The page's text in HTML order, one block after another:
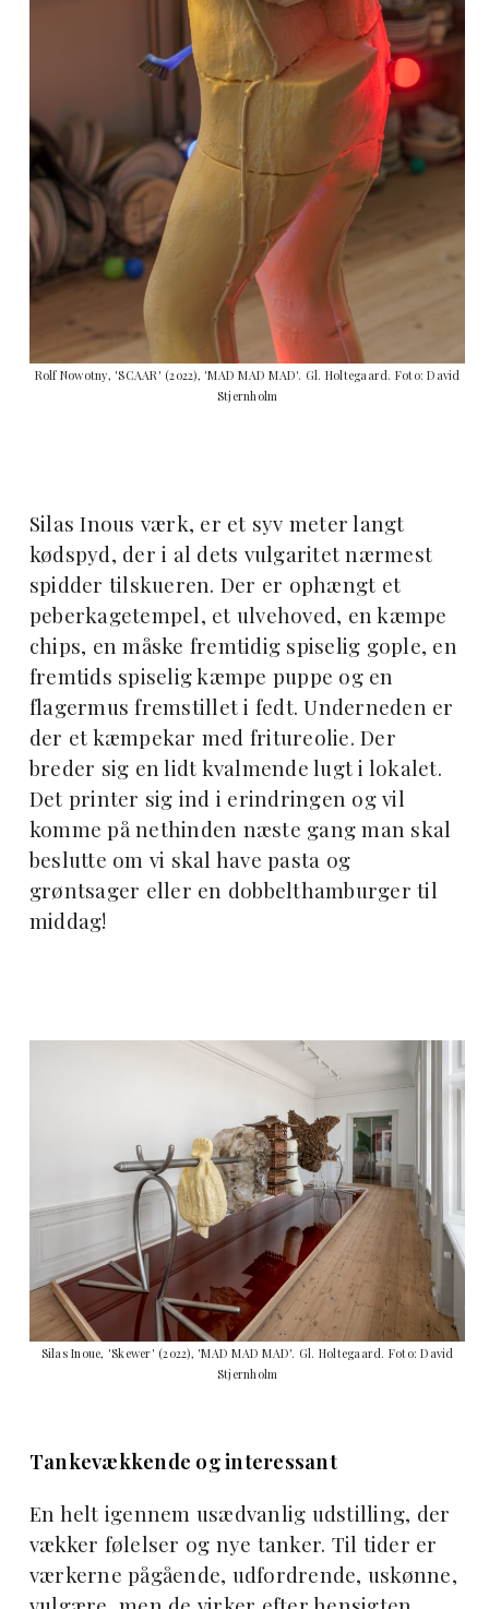
Rolf Nowotny, 'SCAAR' (2022), 'MAD MAD MAD'. Gl. Holtegaard. Foto: David
Stjernholm
Silas Inous værk, er et syv meter langt
kødspyd, der i al dets vulgaritet nærmest
spidder tilskueren. Der er ophængt et
peberkagetempel, et ulvehoved, en kæmpe
chips, en måske fremtidig spiselig gople, en
fremtids spiselig kæmpe puppe og en
flagermus fremstillet i fedt. Underneden er
der et kæmpekar med fritureolie. Der
breder sig en lidt kvalmende lugt i lokalet.
Det printer sig ind i erindringen og vil
komme på nethinden næste gang man skal
beslutte om vi skal have pasta og
grøntsager eller en dobbelthamburger til
middag!
Silas Inoue, 'Skewer' (2022), 'MAD MAD MAD'. Gl. Holtegaard. Foto: David
Stjernholm
Tankevækkende og interessant
En helt igennem usædvanlig udstilling, der
vækker følelser og nye tanker. Til tider er
værkerne pågående, udfordrende, uskønne,